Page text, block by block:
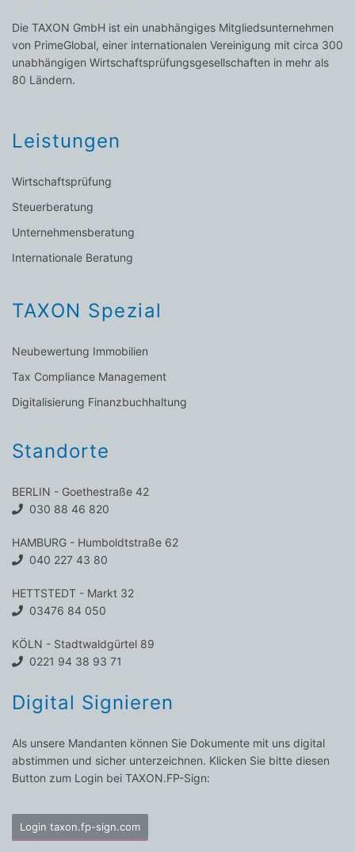
Die TAXON GmbH ist ein unabhängiges Mitgliedsunternehmen
von PrimeGlobal, einer internationalen Vereinigung mit circa 300
unabhängigen Wirtschaftsprüfungsgesellschaften in mehr als
80 Ländern.
Leistungen
Wirtschaftsprüfung
Steuerberatung
Unternehmensberatung
Internationale Beratung
TAXON Spezial
Neubewertung Immobilien
Tax Compliance Management
Digitalisierung Finanzbuchhaltung
Standorte
BERLIN - Goethestraße 42
030 88 46 820
HAMBURG - Humboldtstraße 62
040 227 43 80
HETTSTEDT - Markt 32
03476 84 050
KÖLN - Stadtwaldgürtel 89
0221 94 38 93 71
Digital Signieren
Als unsere Mandanten können Sie Dokumente mit uns digital
abstimmen und sicher unterzeichnen. Klicken Sie bitte diesen
Button zum Login bei TAXON.FP-Sign:
Login taxon.fp-sign.com